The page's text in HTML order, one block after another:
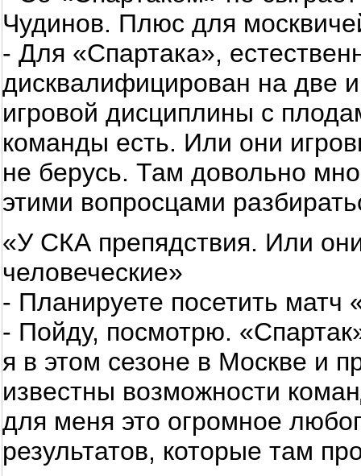
Чудинов. Плюс для
- Для «Спартака»,
дисквалифицирован на две
игровой дисциплины с
команды есть. Или они
не берусь. Там довольно
этими вопросцами
«У СКА препядствия. Или
человеческие»
- Планируете посетить
- Пойду, посмотрю.
я в этом сезоне в Москве и
известны возможности
для меня это огромное
результатов, которые там